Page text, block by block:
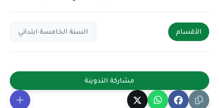
الأقسام السنة الخامسة ابتدائي